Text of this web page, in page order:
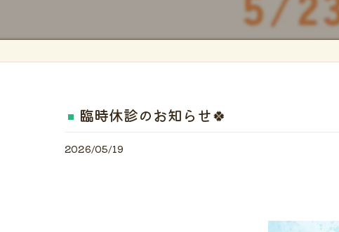
臨時休診のお知らせ🍀
2026/05/19